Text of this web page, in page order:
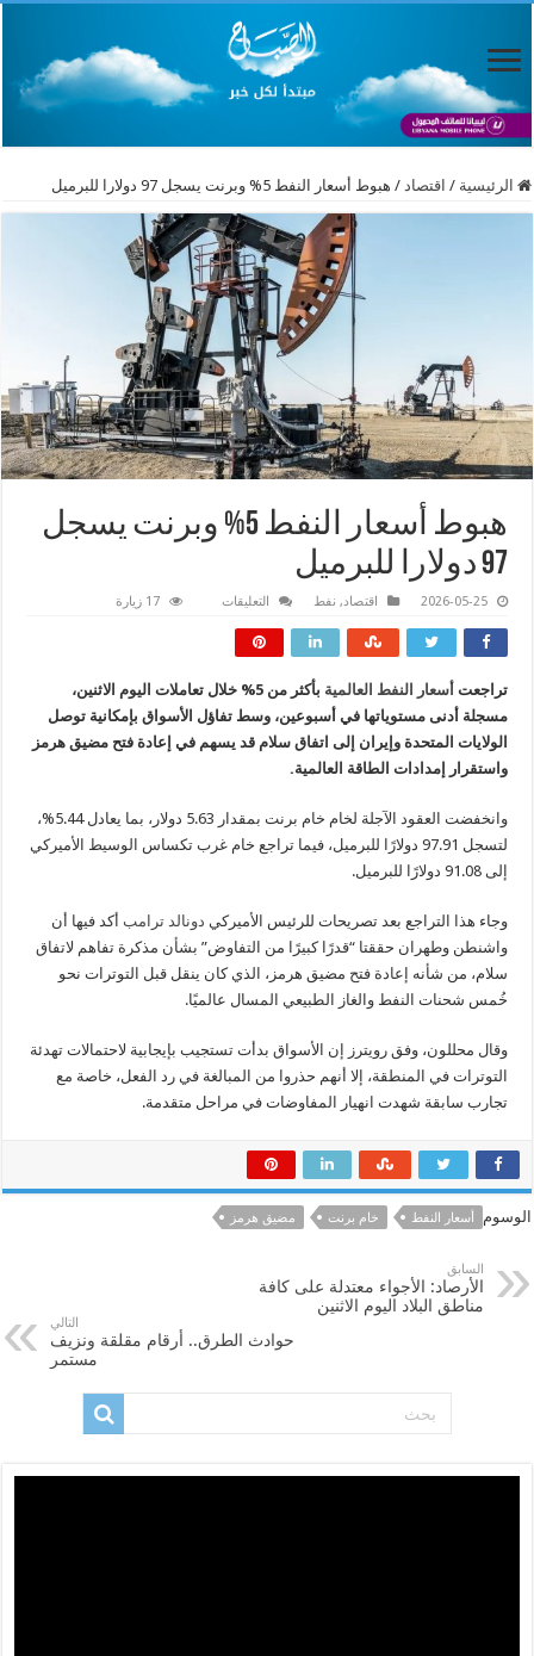
الرئيسية / اقتصاد / هبوط أسعار النفط 5% وبرنت يسجل 97 دولارا للبرميل
هبوط أسعار النفط 5% وبرنت يسجل
97 دولارا للبرميل
2026-05-25 اقتصاد, نفط التعليقات
يسجل
97
دولارا
للبرميل
مغلقة
17 زيارة
تراجعت أسعار النفط العالمية
بأكثر من 5% خلال تعاملات اليوم الاثنين،
مسجلة أدنى مستوياتها في أسبوعين، وسط تفاؤل الأسواق بإمكانية توصل
الولايات المتحدة وإيران إلى اتفاق سلام قد يسهم في إعادة فتح مضيق هرمز
واستقرار إمدادات الطاقة العالمية.
وانخفضت العقود الآجلة لخام خام برنت بمقدار 5.63 دولار، بما يعادل 5.44%،
لتسجل 97.91 دولارًا للبرميل، فيما تراجع خام غرب تكساس الوسيط الأميركي
إلى 91.08 دولارًا للبرميل.
وجاء هذا التراجع بعد تصريحات للرئيس الأميركي دونالد ترامب أكد فيها أن
واشنطن وطهران حققتا “قدرًا كبيرًا من التفاوض” بشأن مذكرة تفاهم لاتفاق
سلام، من شأنه إعادة فتح مضيق هرمز، الذي كان ينقل قبل التوترات نحو
خُمس شحنات النفط والغاز الطبيعي المسال عالميًا.
وقال محللون، وفق رويترز إن الأسواق بدأت تستجيب بإيجابية لاحتمالات تهدئة
التوترات في المنطقة، إلا أنهم حذروا من المبالغة في رد الفعل، خاصة مع
تجارب سابقة شهدت انهيار المفاوضات في مراحل متقدمة.
الوسوم أسعار النفط خام برنت مضيق هرمز
السابق
الأرصاد: الأجواء معتدلة على كافة
مناطق البلاد اليوم الاثنين
التالي
حوادث الطرق.. أرقام مقلقة ونزيف
مستمر